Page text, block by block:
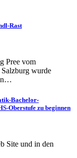
Rast
Pree vom
wurde
Bachelor-
Oberstufe zu beginnen
Site und in den